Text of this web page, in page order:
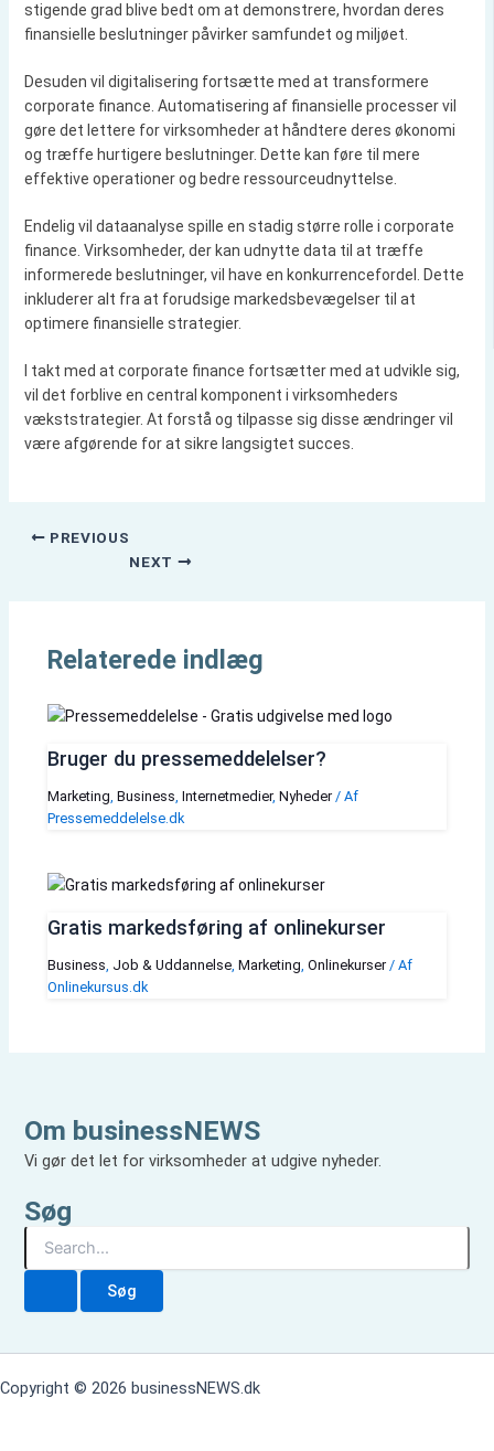
stigende grad blive bedt om at demonstrere, hvordan deres
finansielle beslutninger påvirker samfundet og miljøet.
Desuden vil digitalisering fortsætte med at transformere
corporate finance. Automatisering af finansielle processer vil
gøre det lettere for virksomheder at håndtere deres økonomi
og træffe hurtigere beslutninger. Dette kan føre til mere
effektive operationer og bedre ressourceudnyttelse.
Endelig vil dataanalyse spille en stadig større rolle i corporate
finance. Virksomheder, der kan udnytte data til at træffe
informerede beslutninger, vil have en konkurrencefordel. Dette
inkluderer alt fra at forudsige markedsbevægelser til at
optimere finansielle strategier.
I takt med at corporate finance fortsætter med at udvikle sig,
vil det forblive en central komponent i virksomheders
vækststrategier. At forstå og tilpasse sig disse ændringer vil
være afgørende for at sikre langsigtet succes.
PREVIOUS
NEXT
Relaterede indlæg
Bruger du pressemeddelelser?
Marketing Business Internetmedier, Nyheder/ Af
Pressemeddelelse.dk
Gratis markedsføring af onlinekurser
Business Job & Uddannelse, Marketing Onlinekurser/ Af
Onlinekursus.dk
Om businessNEWS
Vi gør det let for virksomheder at udgive nyheder.
Søg
r
Copyright © 2026 businessNEWS.dk